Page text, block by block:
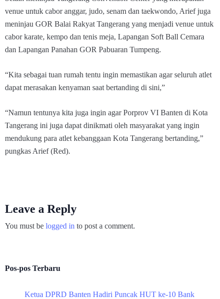
venue untuk cabor anggar, judo, senam dan taekwondo, Arief juga
meninjau GOR Balai Rakyat Tangerang yang menjadi venue untuk
cabor karate, kempo dan tenis meja, Lapangan Soft Ball Cemara
dan Lapangan Panahan GOR Pabuaran Tumpeng.
“Kita sebagai tuan rumah tentu ingin memastikan agar seluruh atlet
dapat merasakan kenyaman saat bertanding di sini,”
“Namun tentunya kita juga ingin agar Porprov VI Banten di Kota
Tangerang ini juga dapat dinikmati oleh masyarakat yang ingin
mendukung para atlet kebanggaan Kota Tangerang bertanding,”
pungkas Arief (Red).
Leave a Reply
You must be logged in to post a comment.
Pos-pos Terbaru
Ketua DPRD Banten Hadiri Puncak HUT ke-10 Bank